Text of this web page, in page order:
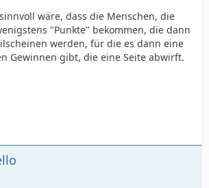
wäre, dass die Menschen, die
"Punkte" bekommen, die dann
werden, für die es dann eine
Gewinnen gibt, die eine Seite abwirft.